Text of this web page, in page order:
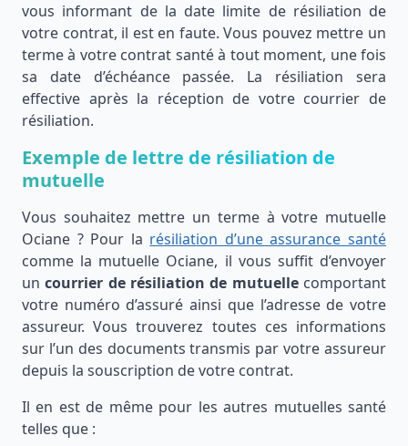
vous informant de la date limite de résiliation de
votre contrat, il est en faute. Vous pouvez mettre un
terme à votre contrat santé à tout moment, une fois
sa date d’échéance passée. La résiliation sera
effective après la réception de votre courrier de
résiliation.
Exemple de lettre de résiliation de
mutuelle
Vous souhaitez mettre un terme à votre mutuelle
Ociane ? Pour la résiliation d’une assurance santé
comme la mutuelle Ociane, il vous suffit d’envoyer
uncourrier de résiliation de mutuellecomportant
votre numéro d’assuré ainsi que l’adresse de votre
assureur. Vous trouverez toutes ces informations
sur l’un des documents transmis par votre assureur
depuis la souscription de votre contrat.
Il en est de même pour les autres mutuelles santé
telles que :